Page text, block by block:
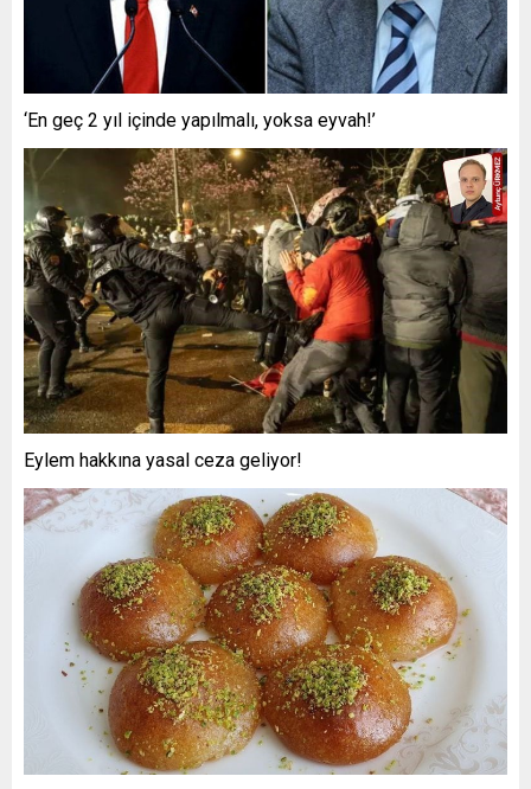
‘En geç 2 yıl içinde yapılmalı, yoksa eyvah!’
Eylem hakkına yasal ceza geliyor!